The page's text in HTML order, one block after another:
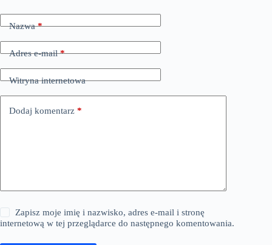
Nazwa*
Adres e-mail*
Witryna internetowa
Dodaj komentarz *
Zapisz moje imię i nazwisko, adres e-mail i stronę
internetową w tej przeglądarce do następnego komentowania.